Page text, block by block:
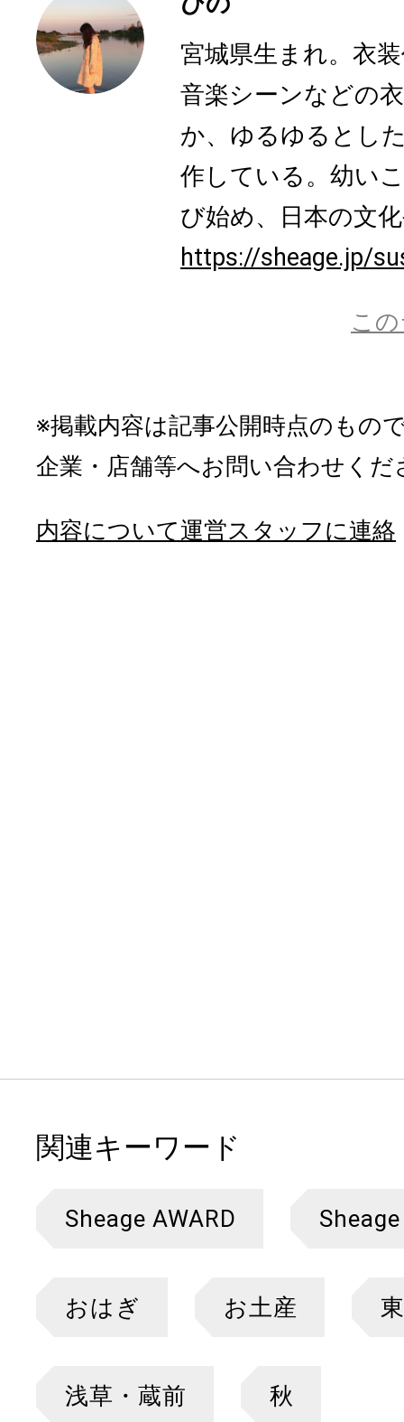
宮城県生まれ。衣
音楽シーンなどの
か、ゆるゆるとし
作している。幼い
び始め、日本の文
https://sheage.jp/
こ
※掲載内容は記事公開時点のもの
企業・店舗等へお問い合わせくだ
内容について運営スタッフに連絡
関連キーワード
Sheage AWARD
おはぎ お土産
浅草・蔵前 秋